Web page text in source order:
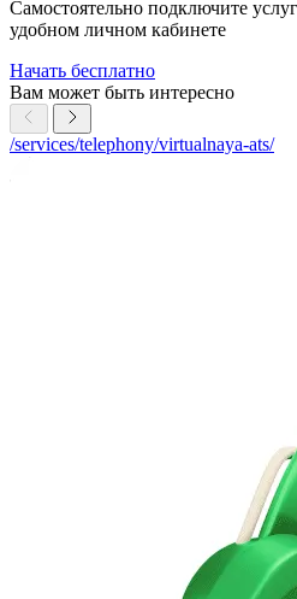
Самостоятельно подключите
удобном личном кабинете
Начать бесплатно
Вам может быть интересно
/services/telephony/virtualnaya-ats/